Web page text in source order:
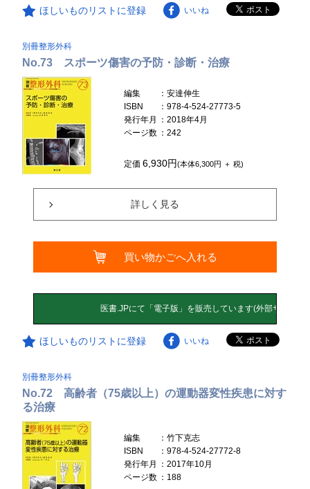
ほしいものリストに登録 いいね
別冊整形外科
No.73 スポーツ傷害の予防・診断・治療
編集
：安達伸生
ISBN
：978-4-524-27773-5
発行年月
：2018年4月
ページ数 ：242
定価6,930円(本体6,300円 ＋ 税)
詳しく見る
買い物かごへ入れる
ほしいものリストに登録 いいね
別冊整形外科
No.72 高齢者（75歳以上）の運動器変性疾患に対す
る治療
編集
：竹下克志
ISBN
：978-4-524-27772-8
発行年月
：2017年10月
ページ数 ：188